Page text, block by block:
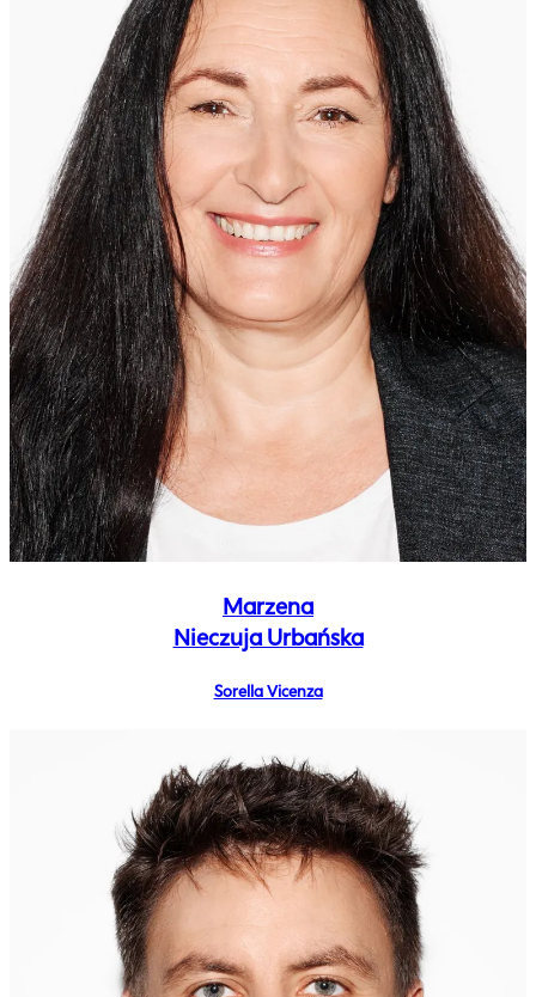
Marzena
Nieczuja Urbańska
Sorella Vicenza